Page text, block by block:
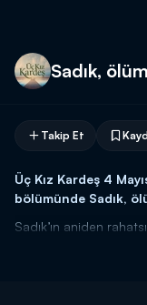
Sadık,
Takip Et
Üç Kız Kardeş 4
bölümünde Sadık,
Sadık’ın aniden
rahatsızlığı üç kız